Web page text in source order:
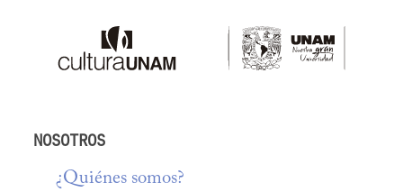
NOSOTROS
¿Quiénes somos?